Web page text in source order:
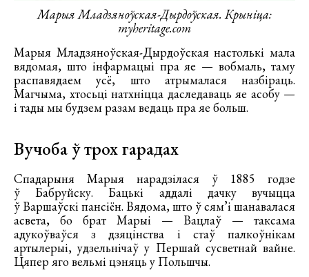
Марыя Младзяноўская-Дырдоўская. Крыніца:
myheritage.com
Марыя Младзяноўская-Дырдоўская настолькі мала
вядомая, што інфармацыі пра яе — вобмаль, таму
распавядаем усё, што атрымалася назбіраць.
Магчыма, хтосьці натхніцца даследаваць яе асобу —
і тады мы будзем разам ведаць пра яе больш.
Вучоба ў трох гарадах
Спадарыня Марыя нарадзілася ў 1885 годзе
ў Бабруйску. Бацькі аддалі дачку вучыцца
ў Варшаўскі пансіён. Вядома, што ў сям’і шанавалася
асвета, бо брат Марыі — Вацлаў — таксама
адукоўваўся з дзяцінства і стаў палкоўнікам
артылерыі, удзельнічаў у Першай сусветнай вайне.
Цяпер яго вельмі цэняць у Польшчы.